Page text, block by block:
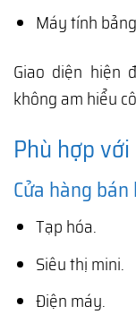
Máy tính
Giao diện hiện
không am hiểu
Phù hợp
Cửa hàng bán
Tạp hóa.
Siêu thị mini.
Điện máy.